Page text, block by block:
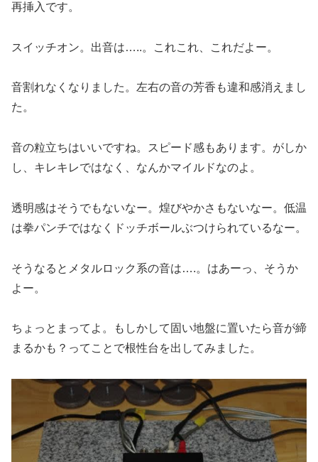
再挿入です。
スイッチオン。出音は…..。これこれ、これだよー。
音割れなくなりました。左右の音の芳香も違和感消えまし
た。
音の粒立ちはいいですね。スピード感もあります。がしか
し、キレキレではなく、なんかマイルドなのよ。
透明感はそうでもないなー。煌びやかさもないなー。低温
は拳パンチではなくドッチボールぶつけられているなー。
そうなるとメタルロック系の音は….。はあーっ、そうか
よー。
ちょっとまってよ。もしかして固い地盤に置いたら音が締
まるかも？ってことで根性台を出してみました。